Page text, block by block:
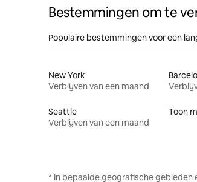
Bestemmingen om te
Populaire bestemmingen voor een
New York
Verblijven van een maand
Seattle
Verblijven van een maand
Toon
* In bepaalde geografische gebieden